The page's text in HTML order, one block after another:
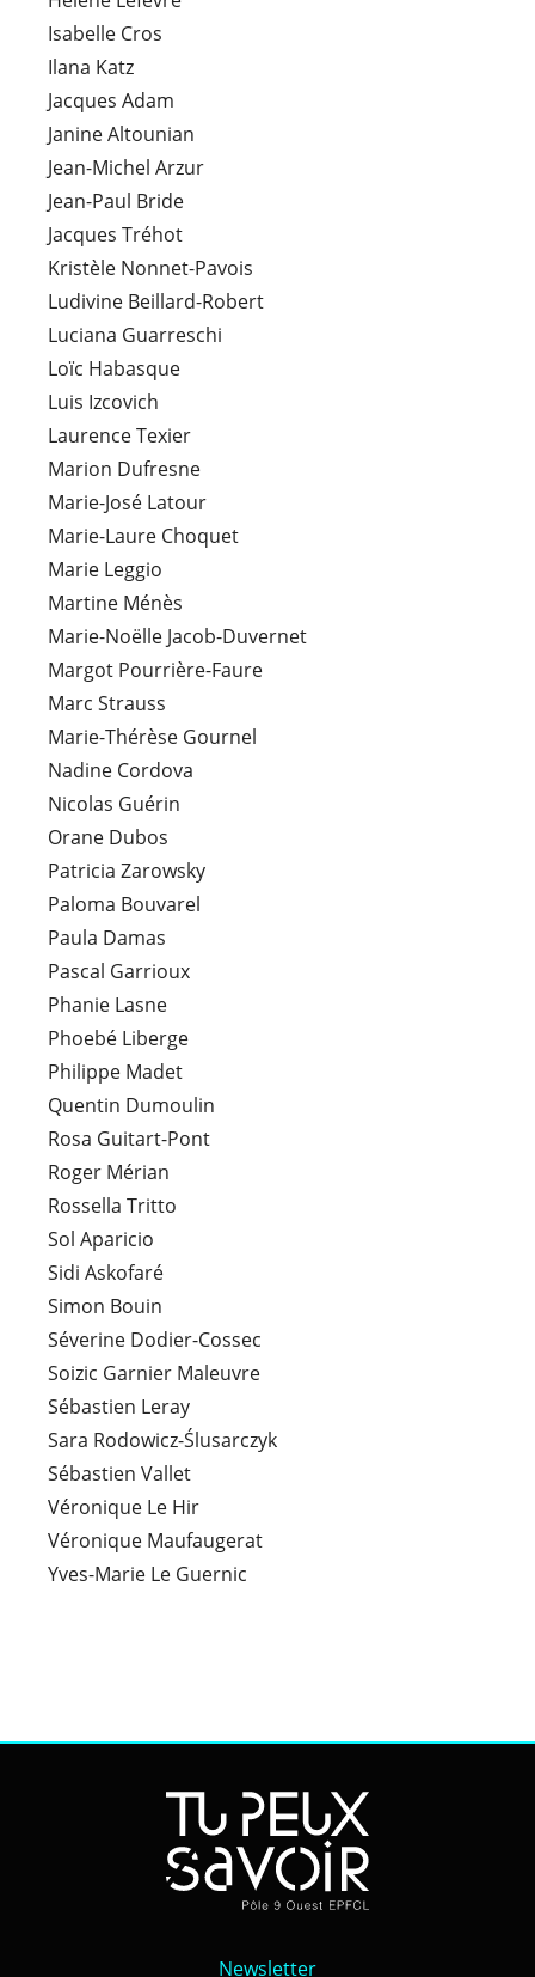
Isabelle Cros
Ilana Katz
Jacques Adam
Janine Altounian
Jean-Michel Arzur
Jean-Paul Bride
Jacques Tréhot
Kristèle Nonnet-Pavois
Ludivine Beillard-Robert
Luciana Guarreschi
Loïc Habasque
Luis Izcovich
Laurence Texier
Marion Dufresne
Marie-José Latour
Marie-Laure Choquet
Marie Leggio
Martine Ménès
Marie-Noëlle Jacob-Duvernet
Margot Pourrière-Faure
Marc Strauss
Marie-Thérèse Gournel
Nadine Cordova
Nicolas Guérin
Orane Dubos
Patricia Zarowsky
Paloma Bouvarel
Paula Damas
Pascal Garrioux
Phanie Lasne
Phoebé Liberge
Philippe Madet
Quentin Dumoulin
Rosa Guitart-Pont
Roger Mérian
Rossella Tritto
Sol Aparicio
Sidi Askofaré
Simon Bouin
Séverine Dodier-Cossec
Soizic Garnier Maleuvre
Sébastien Leray
Sara Rodowicz-Ślusarczyk
Sébastien Vallet
Véronique Le Hir
Véronique Maufaugerat
Yves-Marie Le Guernic
Newsletter
Newsletter